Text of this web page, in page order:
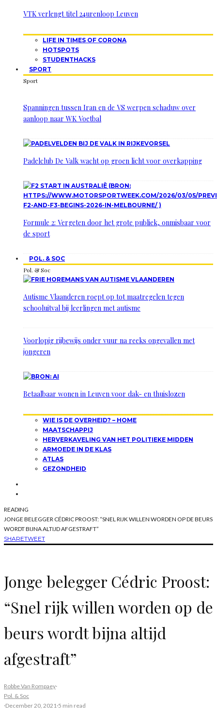
VTK verlengt titel 24urenloop Leuven
LIFE IN TIMES OF CORONA
HOTSPOTS
STUDENTHACKS
SPORT
Sport
Spanningen tussen Iran en de VS werpen schaduw over
aanloop naar WK Voetbal
Padelclub De Valk wacht op groen licht voor overkapping
Formule 2: Vergeten door het grote publiek, onmisbaar voor
de sport
POL. & SOC
Pol. & Soc
Autisme Vlaanderen roept op tot maatregelen tegen
schooluitval bij leerlingen met autisme
Voorlopig rijbewijs onder vuur na reeks ongevallen met
jongeren
Betaalbaar wonen in Leuven voor dak- en thuislozen
WIE IS DE OVERHEID? – HOME
MAATSCHAPPIJ
HERVERKAVELING VAN HET POLITIEKE MIDDEN
ARMOEDE IN DE KLAS
ATLAS
GEZONDHEID
READING
JONGE BELEGGER CÉDRIC PROOST: “SNEL RIJK WILLEN WORDEN OP DE BEURS
WORDT BIJNA ALTIJD AFGESTRAFT”
SHARETWEET
Jonge belegger Cédric Proost:
“Snel rijk willen worden op de
beurs wordt bijna altijd
afgestraft”
Robbe Van Rompaey·
Pol. & Soc
·December 20, 2021·5 min read